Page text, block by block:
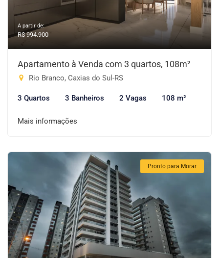
A partir de:
R$ 994.900
Apartamento à Venda com 3 quartos, 108m²
Rio Branco, Caxias do Sul-RS
3 Quartos 3 Banheiros 2 Vagas 108 m²
Mais informações
Pronto para Morar